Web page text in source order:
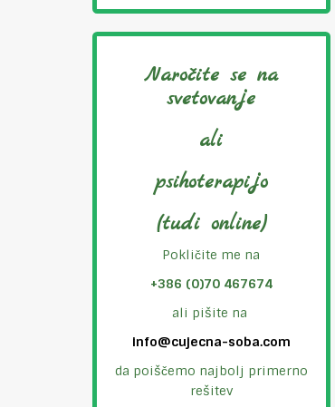
Naročite se na
svetovanje
ali
psihoterapijo
(tudi online)
Pokličite me na
+386 (0)70 467674
ali pišite na
info@cujecna-soba.com
da poiščemo najbolj primerno
rešitev